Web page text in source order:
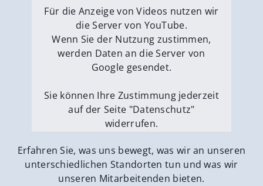
Externe Medien erlauben
Für die Anzeige von Videos nutzen wir
die Server von YouTube.
Wenn Sie der Nutzung zustimmen,
werden Daten an die Server von
Google gesendet.
Sie können Ihre Zustimmung jederzeit
auf der Seite "Datenschutz"
widerrufen.
Externe Medien erlauben
Erfahren Sie, was uns bewegt, was wir an unseren
unterschiedlichen Standorten tun und was wir
unseren Mitarbeitenden bieten.